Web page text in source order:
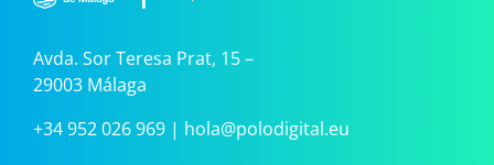
Avda. Sor Teresa Prat, 15 –
29003 Málaga
+34 952 026 969| hola@polodigital.eu